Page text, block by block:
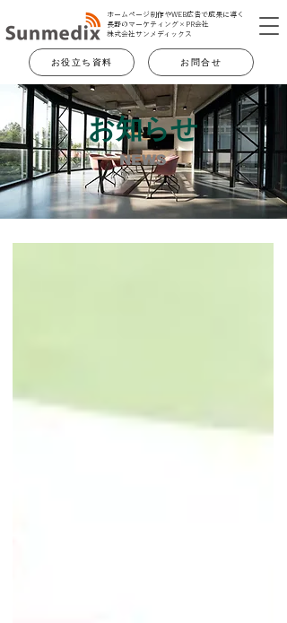
ホームページ制作やWEB広告で成果に導く
長野のマーケティング×PR会社
​株式会社サンメディックス
お役立ち資料 お問合せ
お知らせ
NEWS